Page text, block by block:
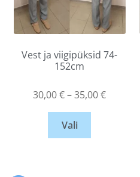
Vest ja viigipüksid 74-
152cm
30,00€–35,00€
Vali